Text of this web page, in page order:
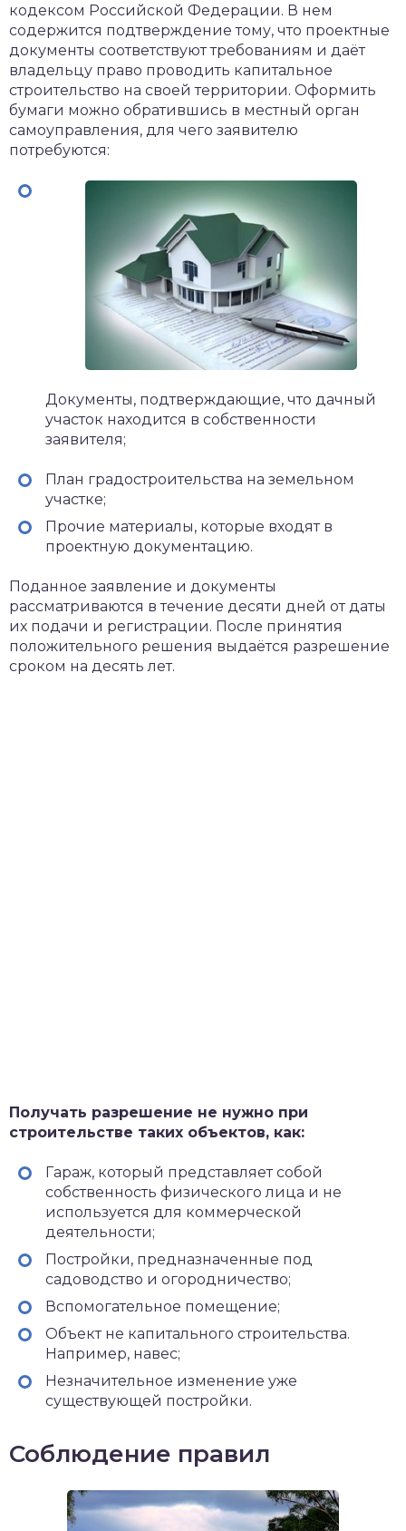
кодексом Российской Федерации. В нем
содержится подтверждение тому, что проектные
документы соответствуют требованиям и даёт
владельцу право проводить капитальное
строительство на своей территории. Оформить
бумаги можно обратившись в местный орган
самоуправления, для чего заявителю
потребуются:
Документы, подтверждающие, что дачный
участок находится в собственности
заявителя;
План градостроительства на земельном
участке;
Прочие материалы, которые входят в
проектную документацию.
Поданное заявление и документы
рассматриваются в течение десяти дней от даты
их подачи и регистрации. После принятия
положительного решения выдаётся разрешение
сроком на десять лет.
Получать разрешение не нужно при
строительстве таких объектов, как:
Гараж, который представляет собой
собственность физического лица и не
используется для коммерческой
деятельности;
Постройки, предназначенные под
садоводство и огородничество;
Вспомогательное помещение;
Объект не капитального строительства.
Например, навес;
Незначительное изменение уже
существующей постройки.
Соблюдение правил